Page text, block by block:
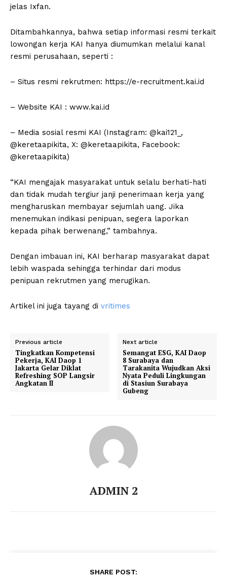
jelas Ixfan.
Ditambahkannya, bahwa setiap informasi resmi terkait
lowongan kerja KAI hanya diumumkan melalui kanal
resmi perusahaan, seperti :
– Situs resmi rekrutmen: https://e-recruitment.kai.id
– Website KAI : www.kai.id
– Media sosial resmi KAI (Instagram: @kai121_,
@keretaapikita, X: @keretaapikita, Facebook:
@keretaapikita)
“KAI mengajak masyarakat untuk selalu berhati-hati
dan tidak mudah tergiur janji penerimaan kerja yang
mengharuskan membayar sejumlah uang. Jika
menemukan indikasi penipuan, segera laporkan
kepada pihak berwenang,” tambahnya.
Dengan imbauan ini, KAI berharap masyarakat dapat
lebih waspada sehingga terhindar dari modus
penipuan rekrutmen yang merugikan.
Artikel ini juga tayang di vritimes
Previous article
Tingkatkan Kompetensi
Pekerja, KAI Daop 1
Jakarta Gelar Diklat
Refreshing SOP Langsir
Angkatan II
Next article
Semangat ESG, KAI Daop
8 Surabaya dan
Tarakanita Wujudkan Aksi
Nyata Peduli Lingkungan
di Stasiun Surabaya
Gubeng
ADMIN 2
SHARE POST: